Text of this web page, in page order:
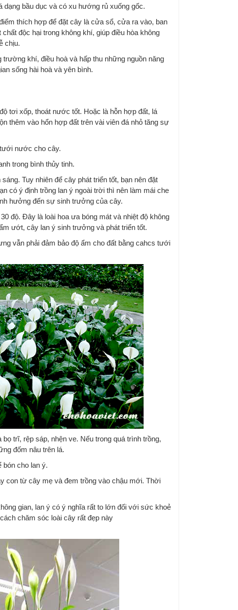
dạng bầu dục và có xu hướng rủ xuống gốc.
thích hợp để đặt cây là cửa sổ, cửa ra vào, ban
độc hại trong không khí, giúp điều hòa không
chịu.
khí, điều hoà và hấp thu những nguồn năng
sống hài hoà và yên bình.
tơi xốp, thoát nước tốt. Hoặc là hỗn hợp đất, lá
thêm vào hổn hợp đất trên vài viên đá nhỏ tăng sự
nước cho cây.
trong bình thủy tinh.
Tuy nhiên để cây phát triển tốt, bạn nên đặt
có ý định trồng lan ý ngoài trời thì nên làm mái che
hưởng đến sự sinh trưởng của cây.
độ. Đây là loài hoa ưa bóng mát và nhiệt độ không
ướt, cây lan ý sinh trưởng và phát triển tốt.
vẫn phải đảm bảo độ ẩm cho đất bằng cahcs tưới
trĩ, rệp sáp, nhện ve. Nếu trong quá trình trồng,
đốm nâu trên lá.
bón cho lan ý.
con từ cây mẹ và đem trồng vào chậu mới. Thời
gian, lan ý có ý nghĩa rất to lớn đối với sức khoẻ
chăm sóc loài cây rất đẹp này